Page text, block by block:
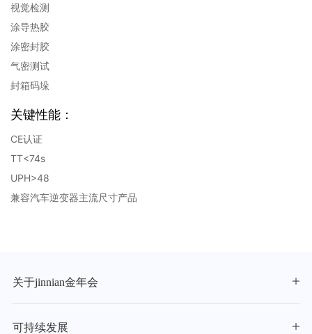
视觉检测
涂导热胶
涂密封胶
气密测试
封箱码垛
关键性能：
CE认证
TT<74s
UPH>48
兼容汽车逆变器主流尺寸产品
关于jinnian金年会
可持续发展